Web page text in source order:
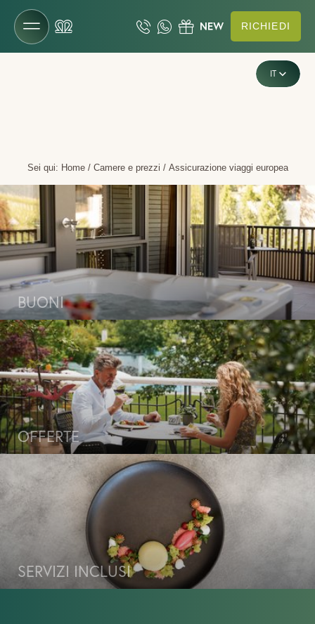
ITDE
EN
RICHIEDI
Servizi inclusi
Occasioni last minute
Richiesta
Prenotazione
Buoni
Da sapere
Assicurazione annullamento viaggio
Assicurazione viaggi europea
Wellness e relax al lago
Gusto e relax
Sport e divertimento
Sei qui: Home/ Camere e prezzi / Assicurazione viaggi europea
BUONI
OFFERTE
SERVIZI INCLUSI